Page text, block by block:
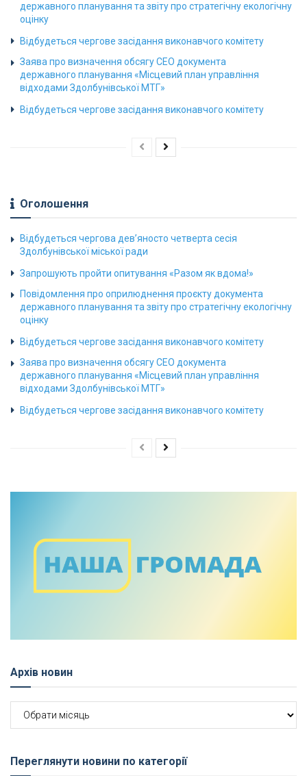
державного планування та звіту про стратегічну екологічну
оцінку
Відбудеться чергове засідання виконавчого комітету
Заява про визначення обсягу СЕО документа
державного планування «Місцевий план управління
відходами Здолбунівської МТГ»
Відбудеться чергове засідання виконавчого комітету
Оголошення
Відбудеться чергова дев’яносто четверта сесія
Здолбунівської міської ради
Запрошують пройти опитування «Разом як вдома!»
Повідомлення про оприлюднення проєкту документа
державного планування та звіту про стратегічну екологічну
оцінку
Відбудеться чергове засідання виконавчого комітету
Заява про визначення обсягу СЕО документа
державного планування «Місцевий план управління
відходами Здолбунівської МТГ»
Відбудеться чергове засідання виконавчого комітету
Архів новин
Архів
новин
Переглянути новини по категорії